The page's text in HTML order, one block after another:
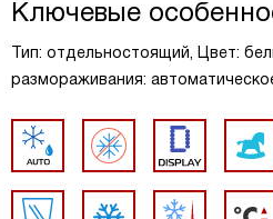
Ключевые
Тип: отдельностоящий, Цвет:
размораживания: